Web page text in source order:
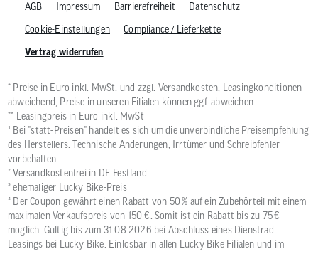
AGB Impressum Barrierefreiheit
Datenschutz
Cookie-Einstellungen
Compliance / Lieferkette
Vertrag widerrufen
* Preise in Euro inkl. MwSt. und zzgl. Versandkosten, Leasingkonditionen
abweichend, Preise in unseren Filialen können ggf. abweichen.
** Leasingpreis in Euro inkl. MwSt
¹ Bei "statt-Preisen" handelt es sich um die unverbindliche Preisempfehlung
des Herstellers. Technische Änderungen, Irrtümer und Schreibfehler
vorbehalten.
² Versandkostenfrei in DE Festland
³ ehemaliger Lucky Bike-Preis
⁴ Der Coupon gewährt einen Rabatt von 50 % auf ein Zubehörteil mit einem
maximalen Verkaufspreis von 150 €. Somit ist ein Rabatt bis zu 75 €
möglich. Gültig bis zum 31.08.2026 bei Abschluss eines Dienstrad
Leasings bei Lucky Bike. Einlösbar in allen Lucky Bike Filialen und im